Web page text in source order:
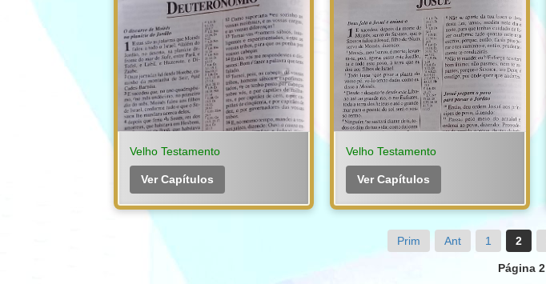
Velho Testamento
Ver Capítulos
Velho Testamento
Ver Capítulos
Prim Ant 1 2
Página